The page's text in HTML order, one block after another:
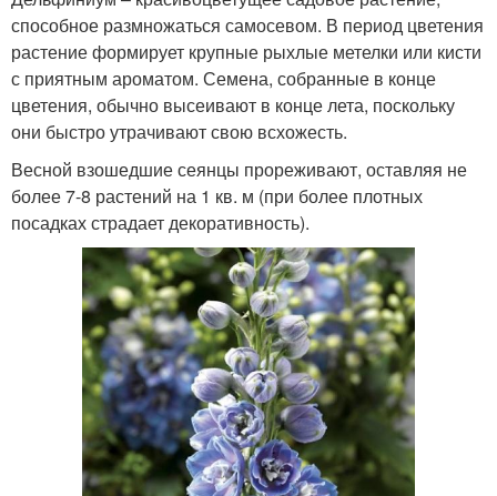
способное размножаться самосевом. В период цветения
растение формирует крупные рыхлые метелки или кисти
с приятным ароматом. Семена, собранные в конце
цветения, обычно высеивают в конце лета, поскольку
они быстро утрачивают свою всхожесть.
Весной взошедшие сеянцы прореживают, оставляя не
более 7-8 растений на 1 кв. м (при более плотных
посадках страдает декоративность).